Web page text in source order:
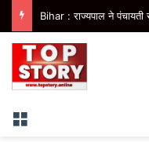
Menu